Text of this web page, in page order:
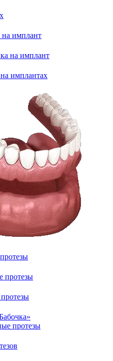
на имплант
на имплант
имплантах
протезы
протезы